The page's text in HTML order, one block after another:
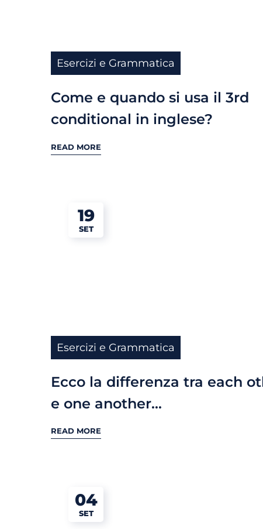
Esercizi e Grammatica
Come e quando si usa il 3rd
conditional in inglese?
READ MORE
19
SET
Esercizi e Grammatica
Ecco la differenza tra each
e one another…
READ MORE
04
SET